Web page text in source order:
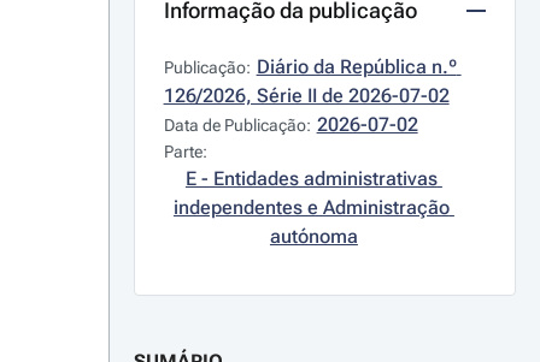
Informação da publicação
Publicação: Diário da República n.º
126/2026, Série II de 2026-07-02
Data de Publicação: 2026-07-02
Parte:
E - Entidades administrativas
independentes e Administração
autónoma